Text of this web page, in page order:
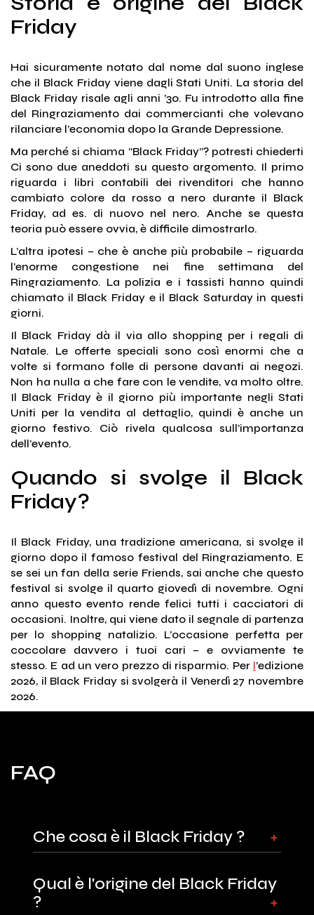
Friday
Hai sicuramente notato dal nome dal suono inglese
che il Black Friday viene dagli Stati Uniti. La storia del
Black Friday risale agli anni ’30. Fu introdotto alla fine
del Ringraziamento dai commercianti che volevano
rilanciare l’economia dopo la Grande Depressione.
Ma perché si chiama “Black Friday”? potresti chiederti
Ci sono due aneddoti su questo argomento. Il primo
riguarda i libri contabili dei rivenditori che hanno
cambiato colore da rosso a nero durante il Black
Friday, ad es. di nuovo nel nero. Anche se questa
teoria può essere ovvia, è difficile dimostrarlo.
L’altra ipotesi – che è anche più probabile – riguarda
l’enorme congestione nei fine settimana del
Ringraziamento. La polizia e i tassisti hanno quindi
chiamato il Black Friday e il Black Saturday in questi
giorni.
Il Black Friday dà il via allo shopping per i regali di
Natale. Le offerte speciali sono così enormi che a
volte si formano folle di persone davanti ai negozi.
Non ha nulla a che fare con le vendite, va molto oltre.
Il Black Friday è il giorno più importante negli Stati
Uniti per la vendita al dettaglio, quindi è anche un
giorno festivo. Ciò rivela qualcosa sull’importanza
dell’evento.
Quando si svolge il Black
Friday?
Il Black Friday, una tradizione americana, si svolge il
giorno dopo il famoso festival del Ringraziamento. E
se sei un fan della serie Friends, sai anche che questo
festival si svolge il quarto giovedì di novembre. Ogni
anno questo evento rende felici tutti i cacciatori di
occasioni. Inoltre, qui viene dato il segnale di partenza
per lo shopping natalizio. L’occasione perfetta per
coccolare davvero i tuoi cari – e ovviamente te
stesso. E ad un vero prezzo di risparmio. Per l’edizione
2026, il Black Friday si svolgerà il Venerdì 27 novembre
2026.
FAQ
Che cosa è il Black Friday ?
Qual è l'origine del Black Friday
?